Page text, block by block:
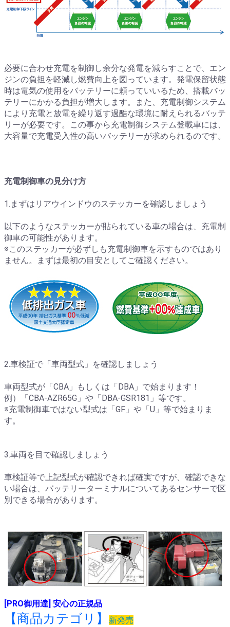
必要に合わせ充電を制御し余分な発電を減らすことで、エン
ジンの負担を軽減し燃費向上を図っています。発電保留状態
時は電気の使用をバッテリーに頼っていいるため、搭載バッ
テリーにかかる負担が増大します。また、充電制御システム
により充電と放電を繰り返す過酷な環境に耐えられるバッテ
リーが必要です。この事から充電制御システム登載車には、
大容量で充電受入性の高いバッテリーが求められるのです。
充電制御車の見分け方
1.まずはリアウインドウのステッカーを確認しましょう
以下のようなステッカーが貼られている車の場合は、充電制
御車の可能性があります。
※このステッカーが必ずしも充電制御車を示すものではあり
ません。まずは最初の目安としてご確認ください。
2.車検証で「車両型式」を確認しましょう
車両型式が「CBA」もしくは「DBA」で始まります！
例）「CBA-AZR65G」や「DBA-GSR181」等です。
※充電制御車ではない型式は「GF」や「U」等で始まりま
す。
3.車両を目で確認しましょう
車検証等で上記型式が確認できれば確実ですが、確認できな
い場合は、バッテリーターミナルについてあるセンサーで区
別できる場合があります。
[PRO御用達] 安心の正規品
【商品カテゴリ】 新発売